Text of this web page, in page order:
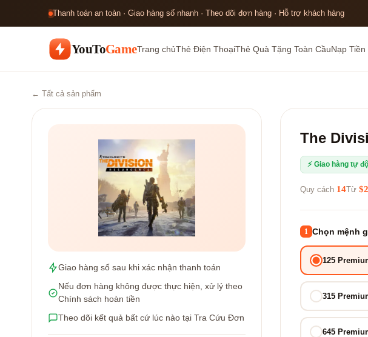
Thanh toán an toàn · Giao hàng số nhanh · Theo dõi đơn hàng · Hỗ trợ khách hàng
YouToGameTrang chủThẻ Điện ThoạiThẻ Quà Tặng Toàn CầuNạp
← Tất cả sản phẩm
Giao hàng số sau khi xác nhận thanh toán
Nếu đơn hàng không được thực hiện, xử lý theo
Chính sách hoàn tiền
Theo dõi kết quả bất cứ lúc nào tại Tra Cứu Đơn
The
⚡ Giao hàng tự
Quy cách 14Từ
1 Chọn mệnh
125
315
645